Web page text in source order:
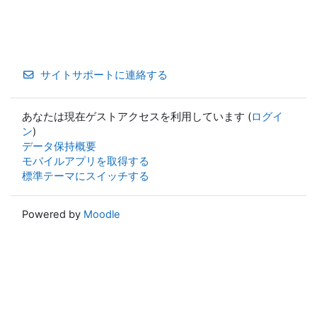
サイトサポートに連絡する
あなたは現在ゲストアクセスを利用しています (ログイ
ン)
データ保持概要
モバイルアプリを取得する
標準テーマにスイッチする
Powered by Moodle